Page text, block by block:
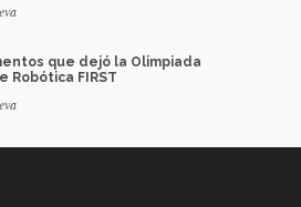
que dejó la Olimpiada
Robótica FIRST